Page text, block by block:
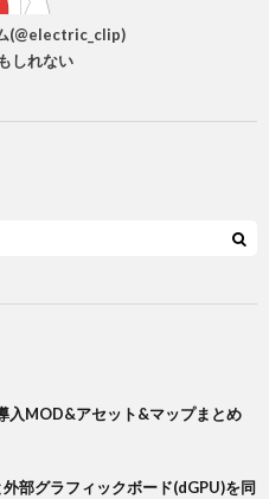
(@electric_clip)
しれない
MOD&アセット&マップまとめ
部グラフィックボード(dGPU)を同